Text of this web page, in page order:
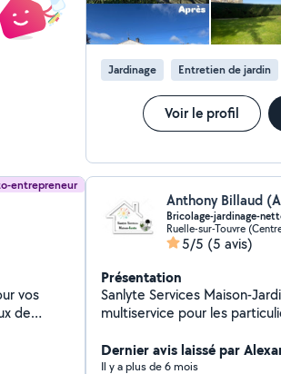
Jardinage Entretien de jardin
Voir le profil
entrepreneur
vos
réalisé
Bricolage-jardinage-
Ruelle-sur-Touvre
5/5 (5 avis)
Présentation
Sanlyte Services Maison-
multiservice pour les
bricolage intérieur ou
petites réparations,
Dernier avis laissé par
Il y a plus de 6 mois